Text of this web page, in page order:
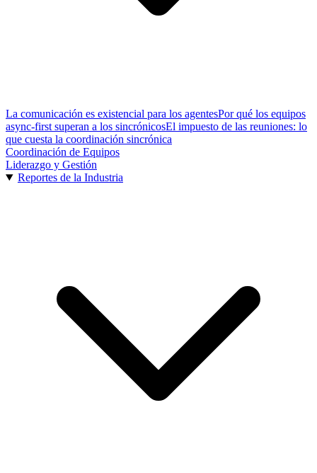
La comunicación es existencial para los agentesPor qué los equipos
async-first superan a los sincrónicosEl impuesto de las reuniones: lo
que cuesta la coordinación sincrónica
Coordinación de Equipos
Liderazgo y Gestión
Reportes de la Industria